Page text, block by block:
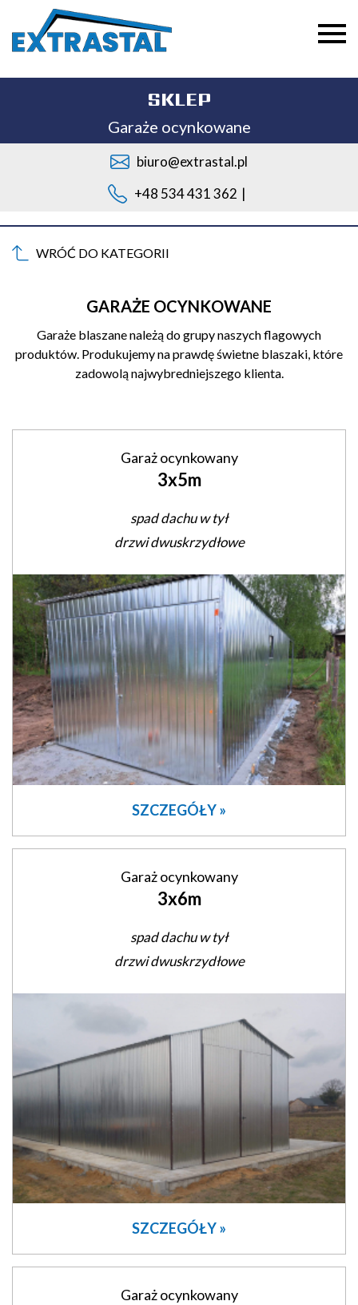
SKLEP
Garaże ocynkowane
biuro@extrastal.pl
+48 534 431 362 |
WRÓĆ DO KATEGORII
GARAŻE OCYNKOWANE
Garaże blaszane należą do grupy naszych flagowych
produktów. Produkujemy na prawdę świetne blaszaki, które
zadowolą najwybredniejszego klienta.
Garaż ocynkowany
3x5m
spad dachu w tył
drzwi dwuskrzydłowe
SZCZEGÓŁY »
Garaż ocynkowany
3x6m
spad dachu w tył
drzwi dwuskrzydłowe
SZCZEGÓŁY »
Garaż ocynkowany